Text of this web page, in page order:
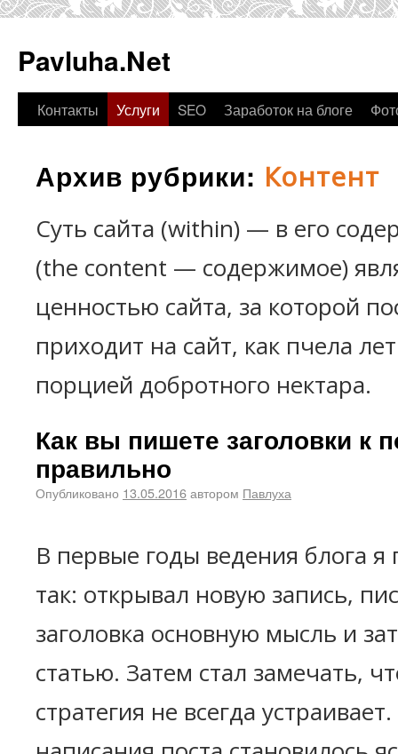
Pavluha.Net
Контакты Услуги SEO Заработок на блоге
Архив рубрики: Контент
Суть сайта (within) — в его
(the content — содержимое)
ценностью сайта, за которой
приходит на сайт, как пчела
порцией добротного нектара.
Как вы пишете заголовки к
правильно
Опубликовано 13.05.2016автором Павлуха
В первые годы ведения блога я
так: открывал новую запись,
заголовка основную мысль и
статью. Затем стал замечать,
стратегия не всегда